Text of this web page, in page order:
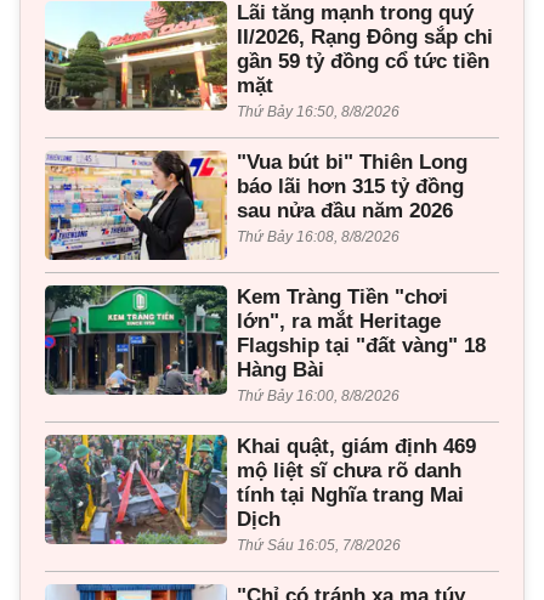
Lãi tăng mạnh trong quý
II/2026, Rạng Đông sắp chi
gần 59 tỷ đồng cổ tức tiền
mặt
Thứ Bảy 16:50, 8/8/2026
"Vua bút bi" Thiên Long
báo lãi hơn 315 tỷ đồng
sau nửa đầu năm 2026
Thứ Bảy 16:08, 8/8/2026
Kem Tràng Tiền "chơi
lớn", ra mắt Heritage
Flagship tại "đất vàng" 18
Hàng Bài
Thứ Bảy 16:00, 8/8/2026
Khai quật, giám định 469
mộ liệt sĩ chưa rõ danh
tính tại Nghĩa trang Mai
Dịch
Thứ Sáu 16:05, 7/8/2026